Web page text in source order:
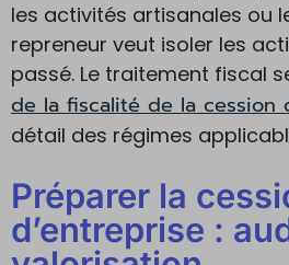
les activités artisanales ou
repreneur veut isoler les
passé. Le traitement fiscal
de la fiscalité de la cession
détail des régimes
Préparer la
d’entreprise :